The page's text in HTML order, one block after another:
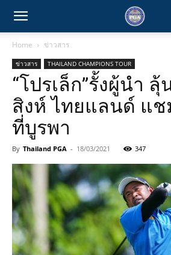
Home ข่าวสาร
ข่าวสาร THAILAND CHAMPIONS TOUR
“โปรเล็ก”รั้งผู้นำ
สิงห์ ไทยแลนด์ แช
ที่บูรพา
By Thailand PGA - 18/03/2021 347